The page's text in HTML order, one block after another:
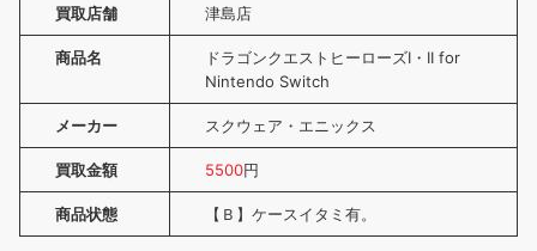
買取店舗 津島店
商品名
ドラゴンクエストヒーローズI・II for
Nintendo Switch
メーカー スクウェア・エニックス
買取金額 5500円
商品状態 【Ｂ】ケースイタミ有。